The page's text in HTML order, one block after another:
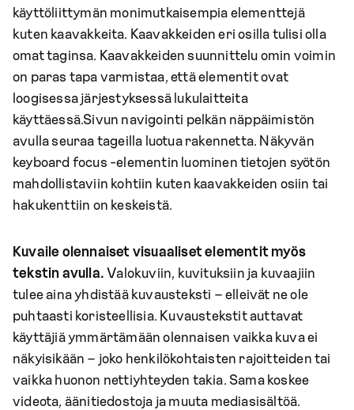
käyttöliittymän monimutkaisempia elementtejä
kuten kaavakkeita. Kaavakkeiden eri osilla tulisi olla
omat taginsa. Kaavakkeiden suunnittelu omin voimin
on paras tapa varmistaa, että elementit ovat
loogisessa järjestyksessä lukulaitteita
käyttäessä.Sivun navigointi pelkän näppäimistön
avulla seuraa tageilla luotua rakennetta. Näkyvän
keyboard focus -elementin luominen tietojen syötön
mahdollistaviin kohtiin kuten kaavakkeiden osiin tai
hakukenttiin on keskeistä.
Kuvaile olennaiset visuaaliset elementit myös
tekstin avulla. Valokuviin, kuvituksiin ja kuvaajiin
tulee aina yhdistää kuvausteksti – elleivät ne ole
puhtaasti koristeellisia. Kuvaustekstit auttavat
käyttäjiä ymmärtämään olennaisen vaikka kuva ei
näkyisikään – joko henkilökohtaisten rajoitteiden tai
vaikka huonon nettiyhteyden takia. Sama koskee
videota, äänitiedostoja ja muuta mediasisältöä.